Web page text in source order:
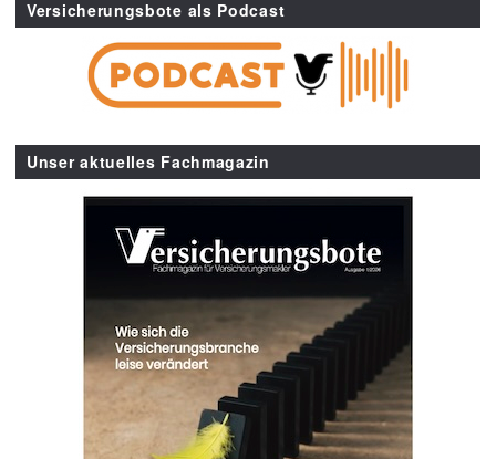
Versicherungsbote als Podcast
Unser aktuelles Fachmagazin